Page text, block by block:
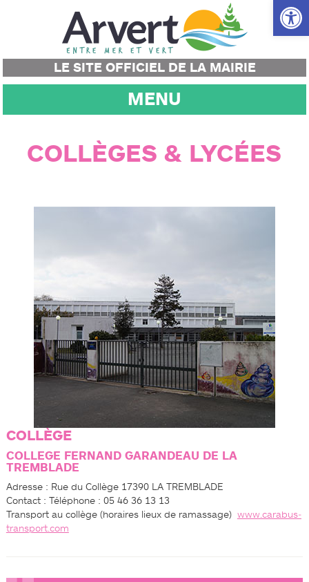
Ouvrir
LE SITE OFFICIEL DE LA MAIRIE
MENU
COLLÈGES & LYCÉES
COLLÈGE
COLLEGE FERNAND GARANDEAU DE LA
TREMBLADE
Adresse : Rue du Collège 17390 LA TREMBLADE
Contact : Téléphone : 05 46 36 13 13
Transport au collège (horaires­ lieux de ramassage) ­ www.carabus­
transport.com